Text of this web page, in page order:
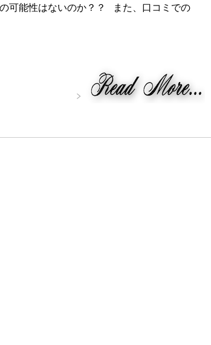
可能性はないのか？？ また、口コミでの